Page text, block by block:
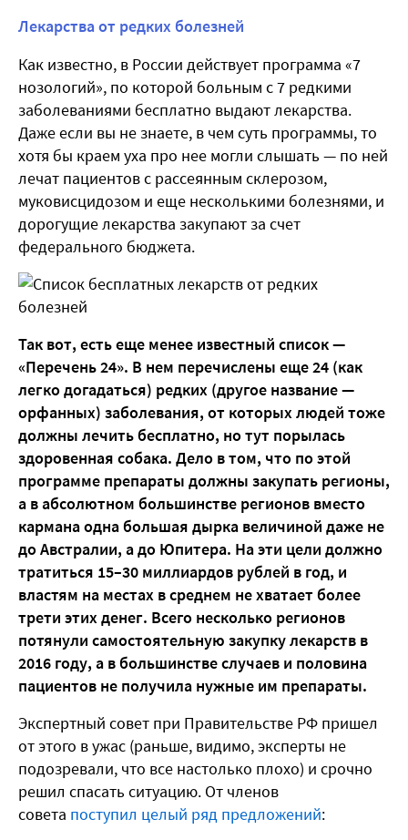
Лекарства от редких болезней
Как известно, в России действует программа «7
нозологий», по которой больным с 7 редкими
заболеваниями бесплатно выдают лекарства.
Даже если вы не знаете, в чем суть программы, то
хотя бы краем уха про нее могли слышать — по ней
лечат пациентов с рассеянным склерозом,
муковисцидозом и еще несколькими болезнями, и
дорогущие лекарства закупают за счет
федерального бюджета.
Так вот, есть еще менее известный список —
«Перечень 24». В нем перечислены еще 24 (как
легко догадаться) редких (другое название —
орфанных) заболевания, от которых людей тоже
должны лечить бесплатно, но тут порылась
здоровенная собака. Дело в том, что по этой
программе препараты должны закупать регионы,
а в абсолютном большинстве регионов вместо
кармана одна большая дырка величиной даже не
до Австралии, а до Юпитера. На эти цели должно
тратиться 15–30 миллиардов рублей в год, и
властям на местах в среднем не хватает более
трети этих денег. Всего несколько регионов
потянули самостоятельную закупку лекарств в
2016 году, а в большинстве случаев и половина
пациентов не получила нужные им препараты.
Экспертный совет при Правительстве РФ пришел
от этого в ужас (раньше, видимо, эксперты не
подозревали, что все настолько плохо) и срочно
решил спасать ситуацию. От членов
совета поступил целый ряд предложений: